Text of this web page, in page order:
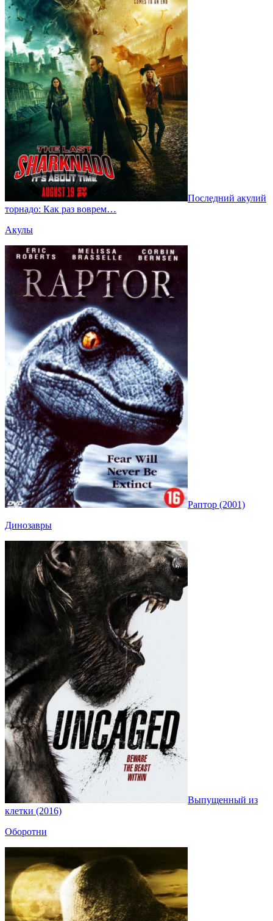
Последний акулий
торнадо: Как раз воврем…
Акулы
Раптор (2001)
Динозавры
Выпущенный из
клетки (2016)
Оборотни